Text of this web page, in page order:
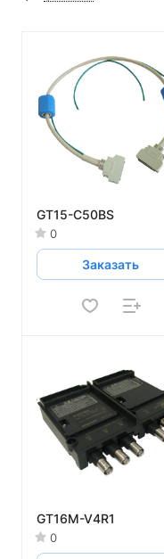
GT15-C50BS
0
Заказать
GT16M-V4R1
0